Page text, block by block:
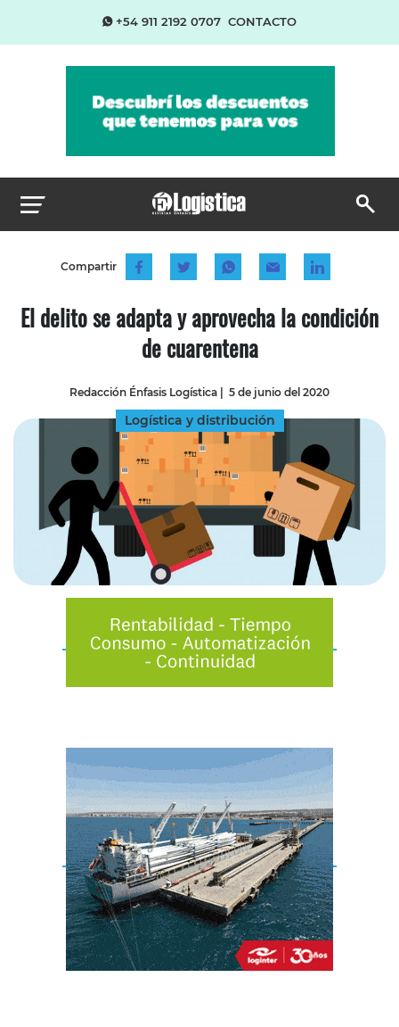
+54 911 2192 0707 CONTACTO
Compartir
El delito se adapta y aprovecha la condición
de cuarentena
Redacción Énfasis Logística | 5 de junio del 2020
Logística y distribución